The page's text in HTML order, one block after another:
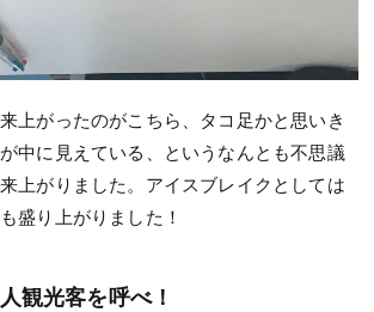
上がったのがこちら、タコ足かと思いき
中に見えている、というなんとも不思議
上がりました。アイスブレイクとしては
盛り上がりました！
観光客を呼べ！